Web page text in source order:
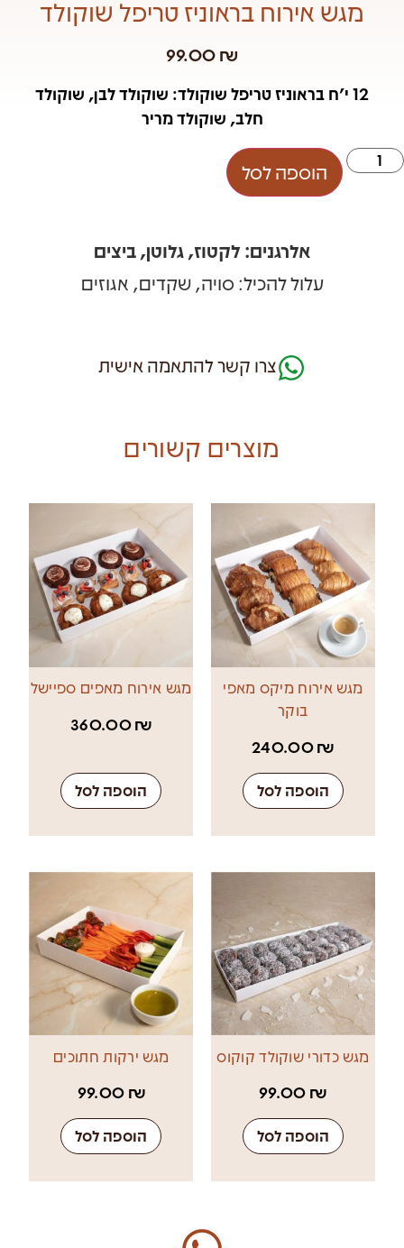
מגש אירוח בראוניז טריפל שוקולד
99.00 ₪
12 י'ח בראוניז טריפל שוקולד: שוקולד לבן, שוקולד
חלב, שוקולד מריר
הוספה לסל
אלרגנים: לקטוז, גלוטן, ביצים
עלול להכיל: סויה, שקדים, אגוזים
צרו קשר להתאמה אישית
מוצרים קשורים
מגש אירוח מיקס מאפי
בוקר
240.00₪
הוספה לסל
מגש אירוח מאפים ספיישל
360.00₪
הוספה לסל
מגש כדורי שוקולד קוקוס
99.00 ₪
הוספה לסל
מגש ירקות חתוכים
99.00 ₪
הוספה לסל